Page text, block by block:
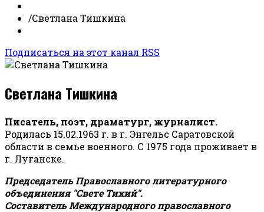
/Светлана Тишкина
Подписаться на этот канал RSS
Светлана Тишкина
Писатель, поэт, драматург, журналист.
Родилась 15.02.1963 г. в г. Энгельс Саратовской
области в семье военного. С 1975 года проживает в
г. Луганске.
Председатель Православного литературного
объединения "Свете Тихий".
Составитель Международного православного